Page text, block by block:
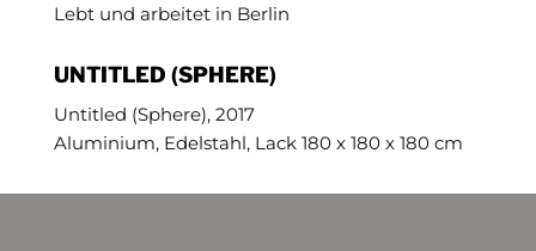
Lebt und arbeitet in Berlin
UNTITLED (SPHERE)
Untitled (Sphere), 2017
Aluminium, Edelstahl, Lack 180 x 180 x 180 cm